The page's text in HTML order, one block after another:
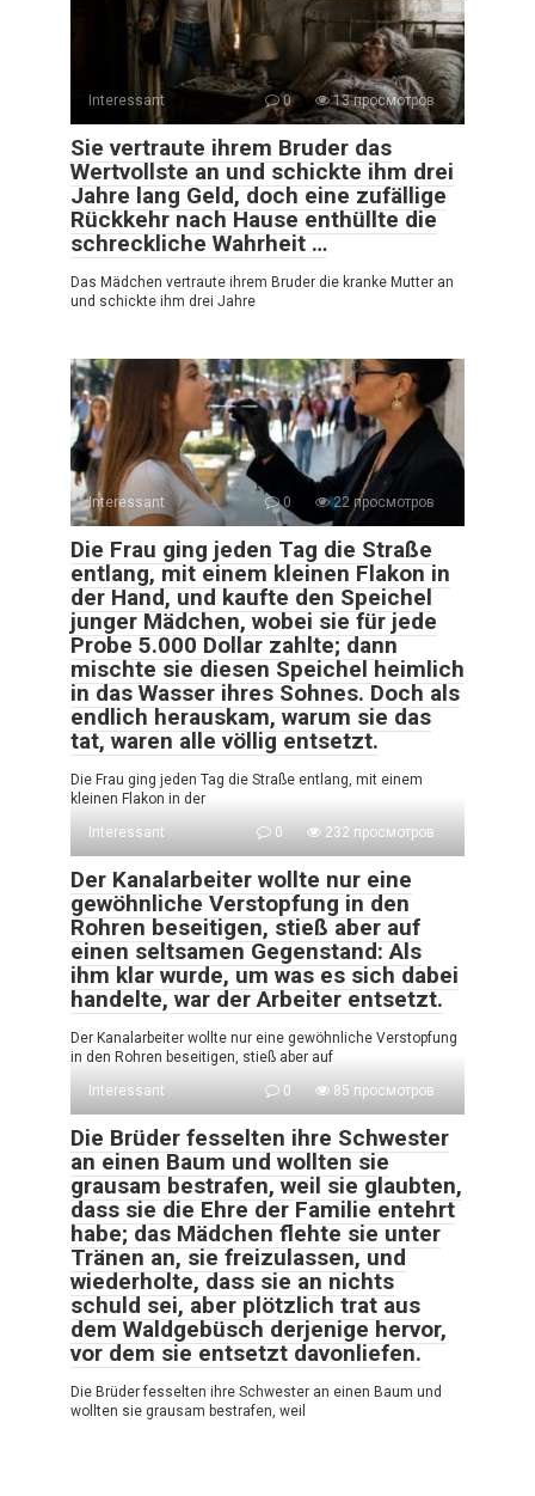
Interessant 0 13 просмотров
Sie vertraute ihrem Bruder das
Wertvollste an und schickte ihm drei
Jahre lang Geld, doch eine zufällige
Rückkehr nach Hause enthüllte die
schreckliche Wahrheit …
Das Mädchen vertraute ihrem Bruder die kranke Mutter an
und schickte ihm drei Jahre
Interessant 0 22 просмотров
Die Frau ging jeden Tag die Straße
entlang, mit einem kleinen Flakon in
der Hand, und kaufte den Speichel
junger Mädchen, wobei sie für jede
Probe 5.000 Dollar zahlte; dann
mischte sie diesen Speichel heimlich
in das Wasser ihres Sohnes. Doch als
endlich herauskam, warum sie das
tat, waren alle völlig entsetzt.
Die Frau ging jeden Tag die Straße entlang, mit einem
kleinen Flakon in der
Interessant
0 232 просмотров
Der Kanalarbeiter wollte nur eine
gewöhnliche Verstopfung in den
Rohren beseitigen, stieß aber auf
einen seltsamen Gegenstand: Als
ihm klar wurde, um was es sich dabei
handelte, war der Arbeiter entsetzt.
Der Kanalarbeiter wollte nur eine gewöhnliche Verstopfung
in den Rohren beseitigen, stieß aber auf
Interessant
0 85 просмотров
Die Brüder fesselten ihre Schwester
an einen Baum und wollten sie
grausam bestrafen, weil sie glaubten,
dass sie die Ehre der Familie entehrt
habe; das Mädchen flehte sie unter
Tränen an, sie freizulassen, und
wiederholte, dass sie an nichts
schuld sei, aber plötzlich trat aus
dem Waldgebüsch derjenige hervor,
vor dem sie entsetzt davonliefen.
Die Brüder fesselten ihre Schwester an einen Baum und
wollten sie grausam bestrafen, weil